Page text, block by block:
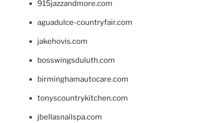
915jazzandmore.com
aguadulce-countryfair.com
jakehovis.com
bosswingsduluth.com
birminghamautocare.com
tonyscountrykitchen.com
jbellasnailspa.com